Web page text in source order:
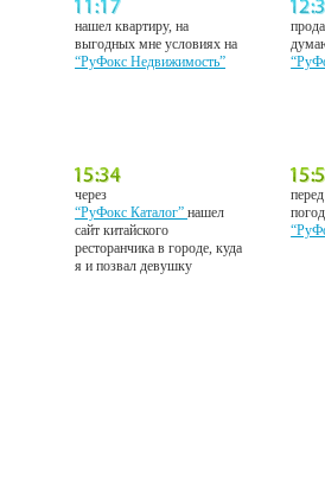
нашел квартиру, на
выгодных мне условиях на
“РуФокс Недвижимость”
через
“РуФокс Каталог”нашел
сайт китайского
ресторанчика в городе, куда
я и позвал девушку